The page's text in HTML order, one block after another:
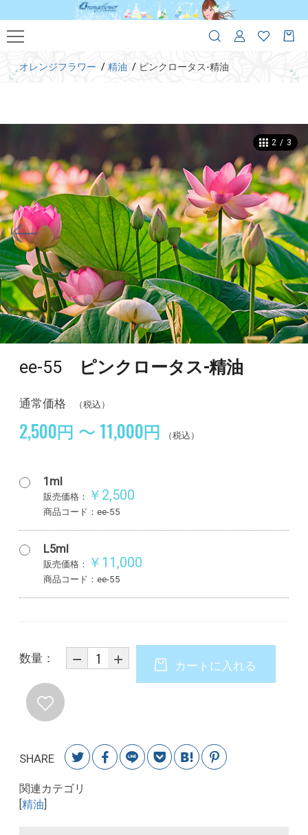
オレンジフラワー 精油 ピンクロータス-精油
2 / 3
ee-55 ピンクロータス-精油
通常価格 （税込）
2,500円 ～ 11,000円 （税込）
1ml
販売価格： ￥2,500
商品コード：ee-55
L5ml
販売価格： ￥11,000
商品コード：ee-55
数量：
カートに入れる
SHARE
関連カテゴリ
精油